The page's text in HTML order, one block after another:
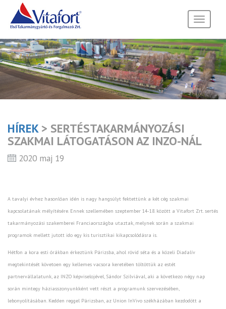
Toggle
HÍREK> SERTÉSTAKARMÁNYOZÁSI
SZAKMAI LÁTOGATÁSON AZ INZO-NÁL
2020 maj 19
A tavalyi évhez hasonlóan idén is nagy hangsúlyt fektettünk a két cég szakmai
kapcsolatának mélyítésére. Ennek szellemében szeptember 14-18. között a Vitafort Zrt. sertés
takarmányozási szakemberei Franciaországba utaztak, melynek során a szakmai
programok mellett jutott ido egy kis turisztikai kikapcsolódásra is.
Hétfon a kora esti órákban érkeztünk Párizsba, ahol rövid séta és a közeli Diadalív
megtekintését követoen egy kellemes vacsora keretében töltöttük az estét
partnervállalatunk, az INZO képviselojével, Sándor Szilviával, aki a következo négy nap
során mintegy háziasszonyunkként vett részt a programunk szervezésében,
lebonyolításában. Kedden reggel Párizsban, az Union InVivo székházában kezdodött a